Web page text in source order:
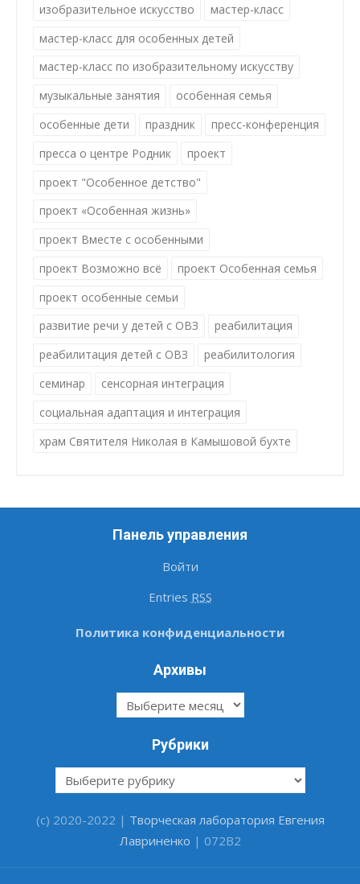
изобразительное искусство
мастер-класс
мастер-класс для особенных детей
мастер-класс по изобразительному искусству
музыкальные занятия
особенная семья
особенные дети
праздник
пресс-конференция
пресса о центре Родник
проект
проект "Особенное детство"
проект «Особенная жизнь»
проект Вместе с особенными
проект Возможно всё
проект Особенная семья
проект особенные семьи
развитие речи у детей с ОВЗ
реабилитация
реабилитация детей с ОВЗ
реабилитология
семинар
сенсорная интеграция
социальная адаптация и интеграция
храм Святителя Николая в Камышовой бухте
Панель управления
Войти
Entries RSS
Политика конфиденциальности
Архивы
Архивы
Рубрики
Рубрики
(c) 2020-2022 | Творческая лаборатория Евгения
Лавриненко | 072B2